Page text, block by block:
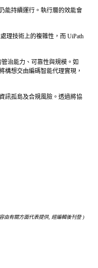
能持續運行。執行層的效能會
理技術上的複雜性，而 UiPath
治能力、可靠性與規模。如
構想交由編碼智能代理實現，
訊孤島及合規風險。透過將協
由有關方面代表提供, 經編輯後刊登 )